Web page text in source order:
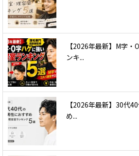
【2026年最新】M字
ンキ...
【2026年最新】30代
め...